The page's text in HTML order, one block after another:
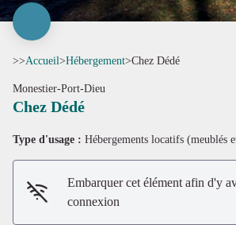
Voir
>>Accueil>Hébergement>Chez Dédé
Monestier-Port-Dieu
Chez Dédé
Type d'usage : Hébergements locatifs (meublés
Embarquer cet élément afin d'y
connexion